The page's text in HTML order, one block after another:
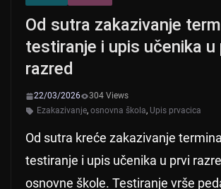
Od sutra zakazivanje
testiranje i upis učenika u
razred
22/03/2026
304 Views
Ezakazivanje, osnovna škola, Upis prvacica
Od sutra kreće zakazivanje
testiranje i upis učenika u prvi
osnovne škole. Testiranje vrše